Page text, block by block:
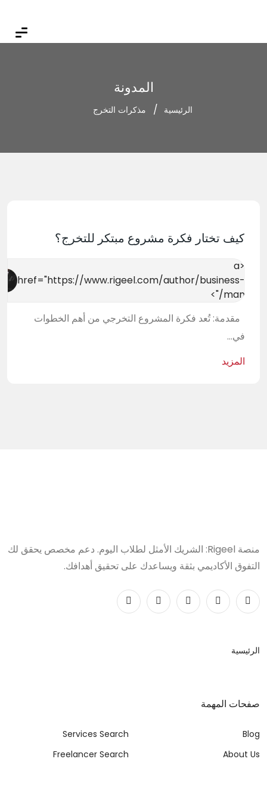
المدونة
الرئيسية مذكرات التخرج
كيف تختار فكرة مشروع مبتكر للتخرج؟
<a
href="https://www.rigeel.com/author/business-
man/">
مقدمة: تُعد فكرة المشروع التخرجي من أهم الخطوات
في...
المزيد
منصة Rigeel: الشريك الأمثل لطلاب اليوم. دعم مخصص يحقق لك
التفوق الأكاديمي بثقة ويساعدك على تحقيق أهدافك.
الرئيسية
صفحات المهمة
Blog
About Us
Services Search
Freelancer Search